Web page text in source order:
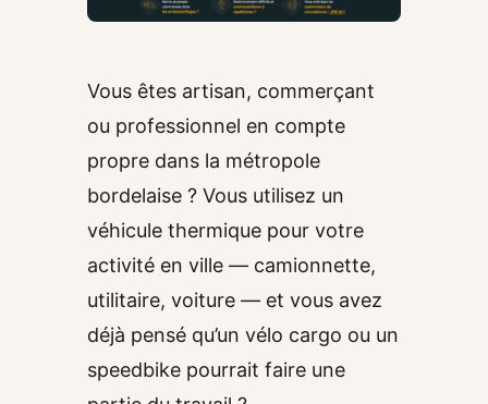
Vous êtes artisan, commerçant
ou professionnel en compte
propre dans la métropole
bordelaise ? Vous utilisez un
véhicule thermique pour votre
activité en ville — camionnette,
utilitaire, voiture — et vous avez
déjà pensé qu’un vélo cargo ou un
speedbike pourrait faire une